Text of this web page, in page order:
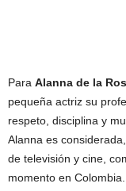
Para Alanna de la
pequeña actriz su
respeto, disciplina y
Alanna es
de televisión y cine,
momento en Colombia.